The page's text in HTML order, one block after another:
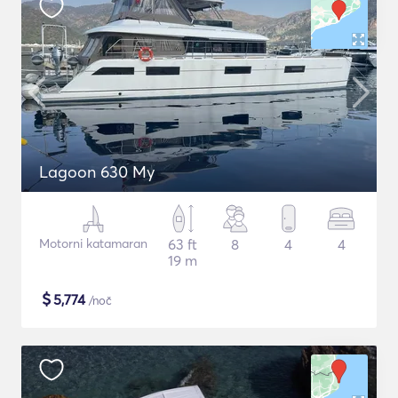
Lagoon 630 My
Motorni katamaran
63 ft
19 m
8 4 4
$5,774/noč